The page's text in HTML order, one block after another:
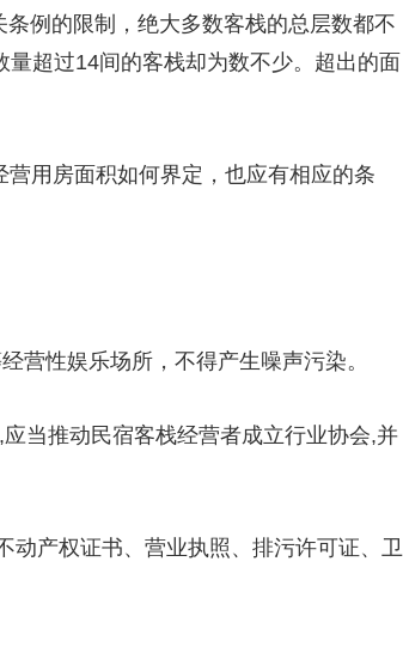
例的限制，绝大多数客栈的总层数都不
超过14间的客栈却为数不少。超出的面
用房面积如何界定，也应有相应的条
性娱乐场所，不得产生噪声污染。
推动民宿客栈经营者成立行业协会,并
产权证书、营业执照、排污许可证、卫